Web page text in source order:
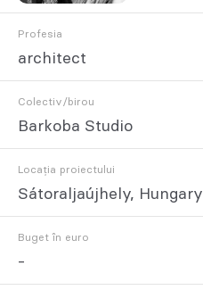
Profesia
architect
Colectiv/birou
Barkoba Studio
Locația proiectului
Sátoraljaújhely, Hungary
Buget în euro
-